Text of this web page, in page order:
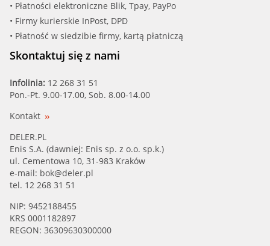
• Płatności elektroniczne Blik, Tpay, PayPo
• Firmy kurierskie InPost, DPD
• Płatność w siedzibie firmy, kartą płatniczą
Skontaktuj się z nami
Infolinia: 12 268 31 51
Pon.-Pt. 9.00-17.00, Sob. 8.00-14.00
Kontakt
DELER.PL
Enis S.A. (dawniej: Enis sp. z o.o. sp.k.)
ul. Cementowa 10, 31-983 Kraków
e-mail: bok@deler.pl
tel. 12 268 31 51
NIP: 9452188455
KRS 0001182897
REGON: 36309630300000